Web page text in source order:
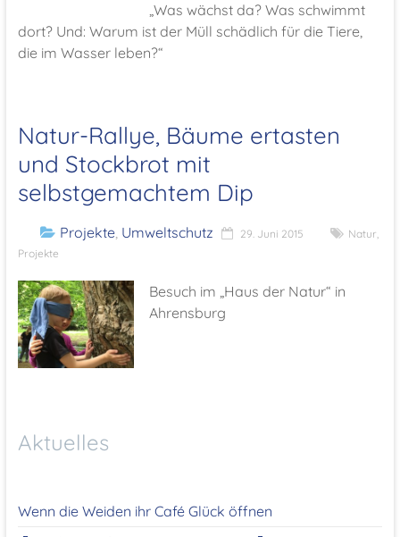
„Was wächst da? Was schwimmt
dort? Und: Warum ist der Müll schädlich für die Tiere,
die im Wasser leben?“
Natur-Rallye, Bäume ertasten
und Stockbrot mit
selbstgemachtem Dip
Projekte, Umweltschutz 29. Juni 2015 Natur,
Projekte
Besuch im „Haus der Natur“ in
Ahrensburg
Aktuelles
Wenn die Weiden ihr Café Glück öffnen